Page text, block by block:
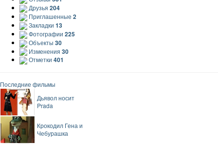
Друзья 204
Приглашенные 2
Закладки 13
Фотографии 225
Объекты 30
Изменения 30
Отметки 401
Последние фильмы
Дьявол носит
Prada
Крокодил Гена и
Чебурашка